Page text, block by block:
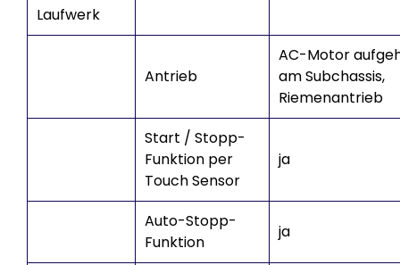
Laufwerk
Antrieb
AC-Motor
am Subchassis,
Riemenantrieb
Start / Stopp-
Funktion per
Touch Sensor
ja
Auto-Stopp-
Funktion
ja